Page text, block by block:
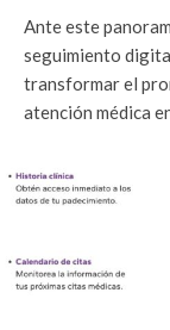
Ante este
seguimiento
transformar el
atención médica